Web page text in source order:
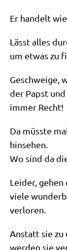
Er han­delt
Lässt alles
um etwas zu
Geschwei­ge,
der Papst
immer Recht!
Da müss­te
hinsehen.
Wo sind da
Lei­der, gehen
vie­le
verloren.
Anstatt sie zu
wer­den sie